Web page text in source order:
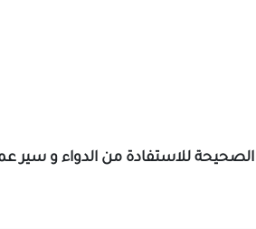
للاستفادة من الدواء و سير